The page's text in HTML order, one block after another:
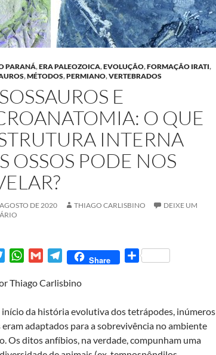
PARANÁ,ERA PALEOZOICA,EVOLUÇÃO,FORMAÇÃO IRATI,
,MÉTODOS,PERMIANO,VERTEBRADOS
E
O QUE
INTERNA
OSSOS PODE NOS
DE 2020 THIAGO CARLISBINO
DEIXE UM
i
t
e
r
W
a
s
A
p
G
a
l
T
l
g
r
a
Share
S
e
Thiago Carlisbino
início da história evolutiva dos tetrápodes, inúmeros
eram adaptados para a sobrevivência no ambiente
Os ditos anfíbios, na verdade, compunham uma